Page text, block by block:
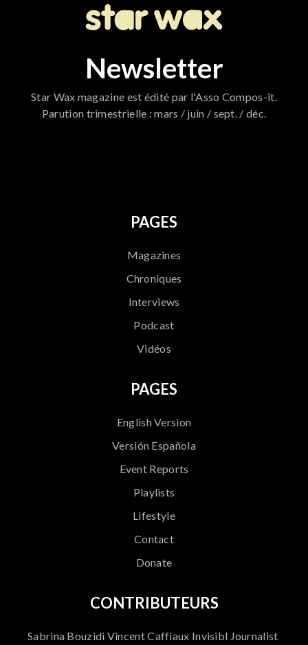
Newsletter
Star Wax magazine est édité par l'Asso Compos-it.
Parution trimestrielle : mars / juin / sept. / déc.
PAGES
Magazines
Chroniques
Interviews
Podcast
Vidéos
PAGES
English Version
Versión Española
Event Reports
Playlists
Lifestyle
Contact
Donate
CONTRIBUTEURS
Sabrina Bouzidi Vincent Caffiaux Invisibl Journalist